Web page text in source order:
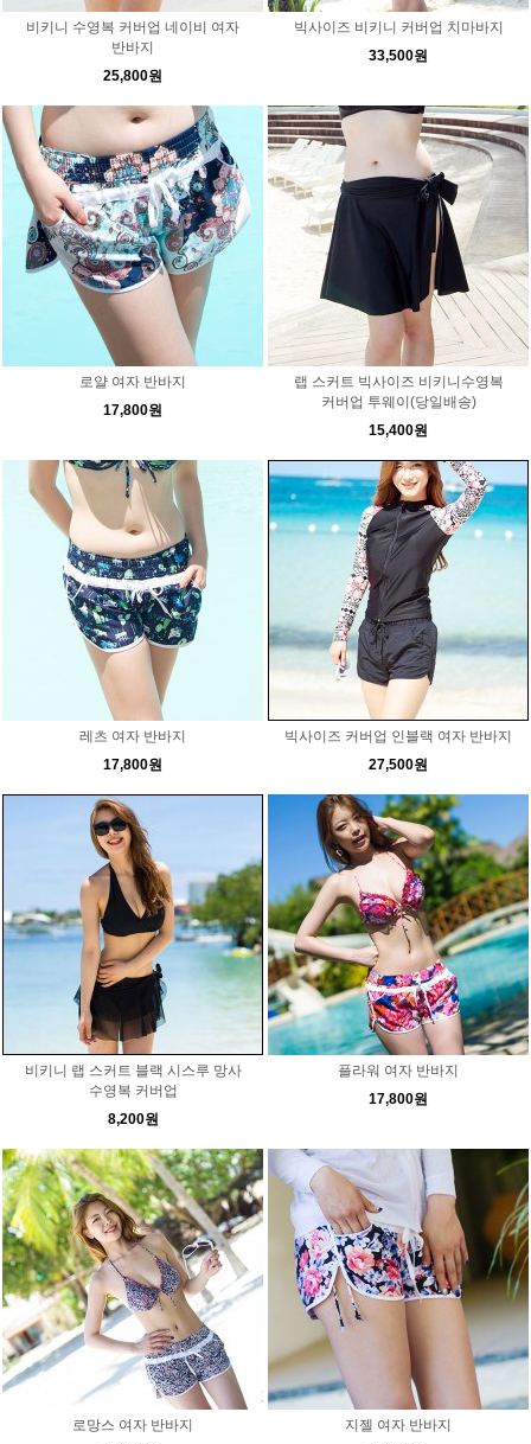
비키니 수영복 커버업 네이비 여자
반바지
25,800원
빅사이즈 비키니 커버업 치마바지
33,500원
로얄 여자 반바지
17,800원
랩 스커트 빅사이즈 비키니수영복
커버업 투웨이(당일배송)
15,400원
레츠 여자 반바지
17,800원
빅사이즈 커버업 인블랙 여자 반바지
27,500원
비키니 랩 스커트 블랙 시스루 망사
수영복 커버업
8,200원
플라워 여자 반바지
17,800원
로망스 여자 반바지
지젤 여자 반바지